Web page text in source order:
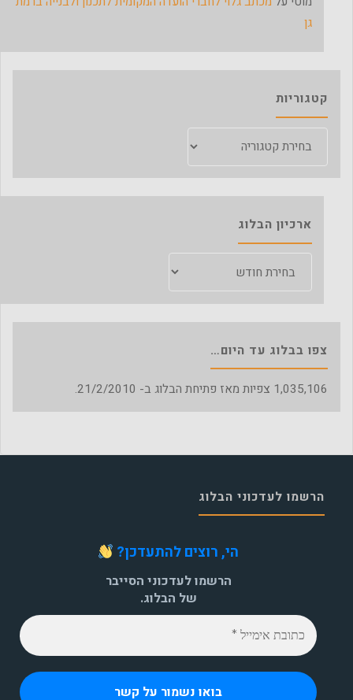
גן
קטגוריות
ארכיון הבלוג
צפו בבלוג עד היום…
1,035,106 צפיות מאז פתיחת הבלוג ב- 21/2/2010.
הרשמו לעדכוני הבלוג
הי, רוצים להתעדכן?
הרשמו לעדכוני הסייבר
של הבלוג.